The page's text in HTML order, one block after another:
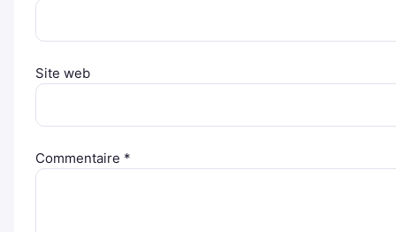
Site web
Commentaire *